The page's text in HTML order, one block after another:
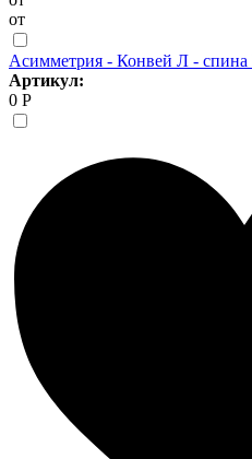
от
Асимметрия - Конвей Л -
Артикул:
0 Р